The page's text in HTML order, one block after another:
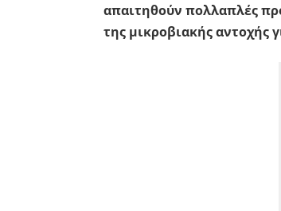
απαιτηθούν πολλαπλές
της μικροβιακής αντοχής